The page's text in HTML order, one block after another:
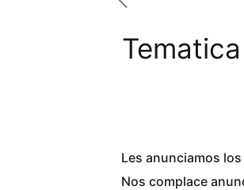
Les anunciamos
Nos complace